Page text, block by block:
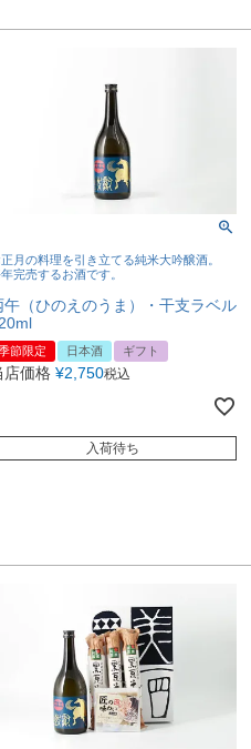
月の料理を引き立てる純米大吟醸酒。
完売するお酒です。
午（ひのえのうま）・干支ラベル
節限定 日本酒 ギフト
店価格 ¥2,750税込
入荷待ち